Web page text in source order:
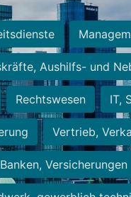
Aushilfs- und
Rechtswesen IT,
Vertrieb,
Versicherungen